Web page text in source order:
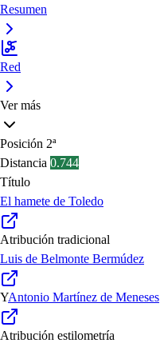
Resumen
Red
Ver más
Posición 2ª
Distancia 0.744
Título
El hamete de Toledo
Atribución tradicional
Luis de Belmonte Bermúdez
YAntonio Martínez de Meneses
Atribución estilometría